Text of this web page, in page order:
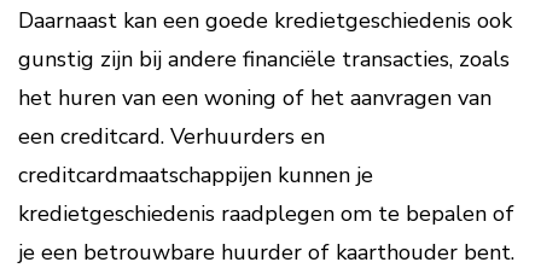
Daarnaast kan een goede kredietgeschiedenis ook
gunstig zijn bij andere financiële transacties, zoals
het huren van een woning of het aanvragen van
een creditcard. Verhuurders en
creditcardmaatschappijen kunnen je
kredietgeschiedenis raadplegen om te bepalen of
je een betrouwbare huurder of kaarthouder bent.